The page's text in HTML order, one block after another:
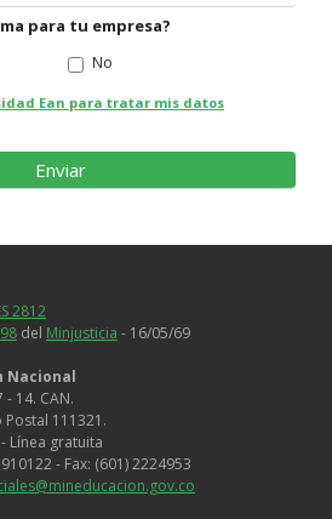
para tu empresa?
No
Ean para tratar mis datos
2812
del Minjusticia - 16/05/69
Nacional
- 14. CAN.
111321.
Línea gratuita
- Fax: (601) 2224953